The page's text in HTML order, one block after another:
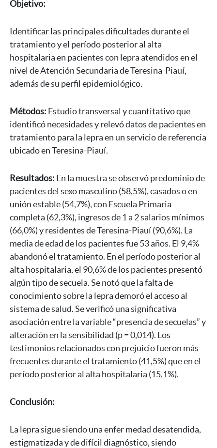
Objetivo:
Identificar las principales dificultades durante el
tratamiento y el período posterior al alta
hospitalaria en pacientes con lepra atendidos en el
nivel de Atención Secundaria de Teresina-Piauí,
además de su perfil epidemiológico.
Métodos: Estudio transversal y cuantitativo que
identificó necesidades y relevó datos de pacientes en
tratamiento para la lepra en un servicio de referencia
ubicado en Teresina-Piauí.
Resultados: En la muestra se observó predominio de
pacientes del sexo masculino (58,5%), casados o en
unión estable (54,7%), con Escuela Primaria
completa (62,3%), ingresos de 1 a 2 salarios mínimos
(66,0%) y residentes de Teresina-Piauí (90,6%). La
media de edad de los pacientes fue 53 años. El 9,4%
abandonó el tratamiento. En el período posterior al
alta hospitalaria, el 90,6% de los pacientes presentó
algún tipo de secuela. Se notó que la falta de
conocimiento sobre la lepra demoró el acceso al
sistema de salud. Se verificó una significativa
asociación entre la variable “presencia de secuelas” y
alteración en la sensibilidad (p = 0,014). Los
testimonios relacionados con prejuicio fueron más
frecuentes durante el tratamiento (41,5%) que en el
período posterior al alta hospitalaria (15,1%).
Conclusión:
La lepra sigue siendo una enfer medad desatendida,
estigmatizada y de difícil diagnóstico, siendo
Subscribe and stay up to date!
Each month, we share an overview
and events via email. Click on the link
below to join our community.
Join us